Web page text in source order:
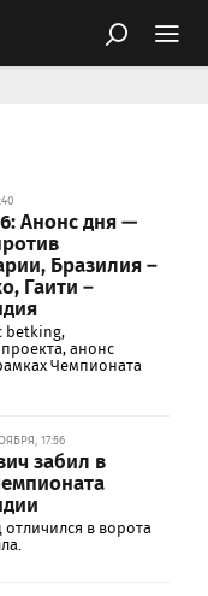
Анонс дня —
Бразилия –
Гаити –
betking,
анонс
Чемпионата
17:56
забил в
в ворота